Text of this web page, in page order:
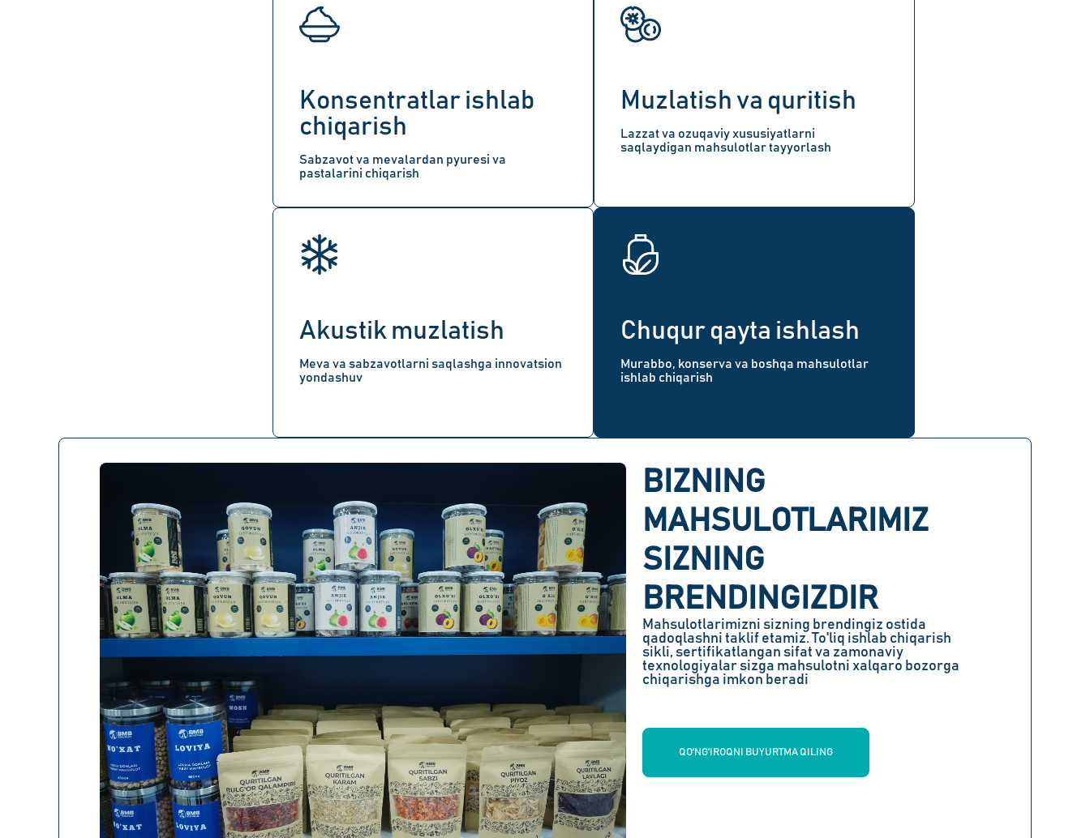
Konsentratlar ishlab
chiqarish
Sabzavot va mevalardan pyuresi va
pastalarini chiqarish
Muzlatish va quritish
Lazzat va ozuqaviy xususiyatlarni
saqlaydigan mahsulotlar tayyorlash
Akustik muzlatish
Meva va sabzavotlarni saqlashga innovatsion
yondashuv
Chuqur qayta ishlash
Murabbo, konserva va boshqa mahsulotlar
ishlab chiqarish
BIZNING
MAHSULOTLARIMIZ
SIZNING
BRENDINGIZDIR
Mahsulotlarimizni sizning brendingiz ostida
qadoqlashni taklif etamiz. To'liq ishlab chiqarish
sikli, sertifikatlangan sifat va zamonaviy
texnologiyalar sizga mahsulotni xalqaro bozorga
chiqarishga imkon beradi​
QO'NG'IROQNI BUYURTMA QILING